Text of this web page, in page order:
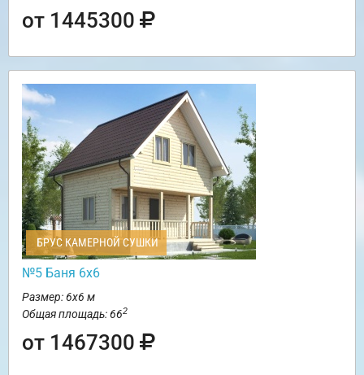
от 1445300
БРУС КАМЕРНОЙ СУШКИ
№5 Баня 6х6
Размер: 6х6 м
Общая площадь: 662
от 1467300